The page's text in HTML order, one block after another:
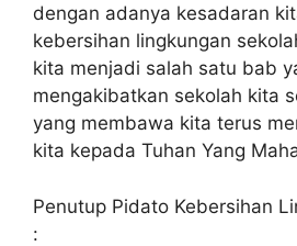
dengan adanya kesadaran
kebersihan lingkungan
kita menjadi salah satu bab
mengakibatkan sekolah kita
yang membawa kita terus
kita kepada Tuhan Yang
Penutup Pidato Kebersihan
: